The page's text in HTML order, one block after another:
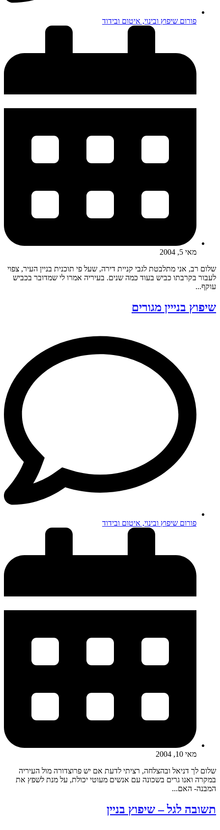
פורום שיפוץ ובינוי, איטום ובידוד
מאי 5, 2004
שלום רב, אני מתלבטת לגבי קניית דירה, שעל פי תוכנית בניין העיר, צפוי
לעבור בקרבתו כביש בעוד כמה שנים. בעיריה אמרו לי שמדובר בכביש
עוקף...
שיפוץ בנייין מגורים
פורום שיפוץ ובינוי, איטום ובידוד
מאי 10, 2004
שלום לך דניאל ובהצלחה, רציתי לדעת אם יש פרוצדורה מול העיריה
במקרה ואנו גרים בשכונה עם אנשים מעוטי יכולת, על מנת לשפץ את
המבנה- האם...
תשובה לגל – שיפוץ בניין